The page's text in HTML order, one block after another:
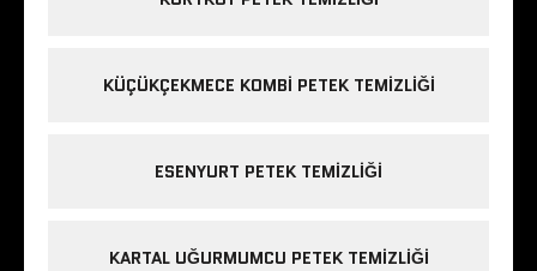
KÜÇÜKÇEKMECE KOMBI PETEK TEMIZLIĞI
ESENYURT PETEK TEMIZLIĞI
KARTAL UĞURMUMCU PETEK TEMIZLIĞI